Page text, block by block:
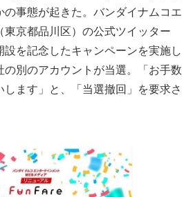
の事態が起きた。バンダイナムコエ
東京都品川区）の公式ツイッター
を記念したキャンペーンを実施し
の別のアカウントが当選。「お手数
ます」と、「当選撤回」を要求さ